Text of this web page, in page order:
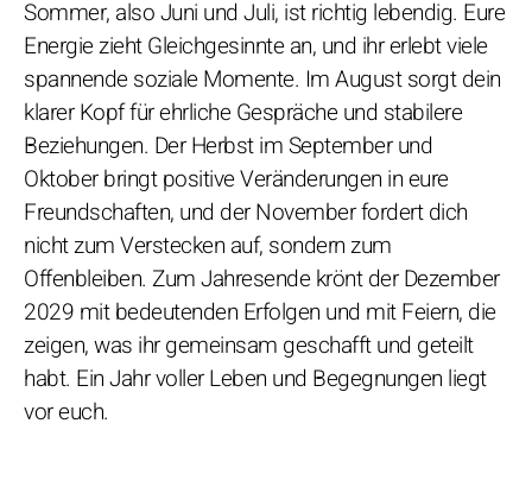
Sommer, also Juni und Juli, ist richtig lebendig. Eure
Energie zieht Gleichgesinnte an, und ihr erlebt viele
spannende soziale Momente. Im August sorgt dein
klarer Kopf für ehrliche Gespräche und stabilere
Beziehungen. Der Herbst im September und
Oktober bringt positive Veränderungen in eure
Freundschaften, und der November fordert dich
nicht zum Verstecken auf, sondern zum
Offenbleiben. Zum Jahresende krönt der Dezember
2029 mit bedeutenden Erfolgen und mit Feiern, die
zeigen, was ihr gemeinsam geschafft und geteilt
habt. Ein Jahr voller Leben und Begegnungen liegt
vor euch.